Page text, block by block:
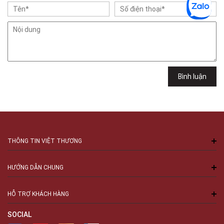
Minh
Việt Thương Music - 49E Phan Đăng Lưu
49E Phan Đăng Lưu, Phường Bình Thạnh, TPHCM, Quận Bình Thạnh, Hồ
Chí Minh
Bình luận
THÔNG TIN VIỆT THƯƠNG
HƯỚNG DẪN CHUNG
HỖ TRỢ KHÁCH HÀNG
SOCIAL